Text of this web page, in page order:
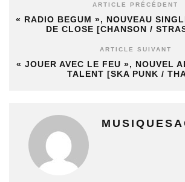
ARTICLE PRÉCÉDENT
« RADIO BEGUM », NOUVEAU
DE CLOSE [CHANSON /
ARTICLE SUIVANT
« JOUER AVEC LE FEU », NOUVEL
TALENT [SKA PUNK /